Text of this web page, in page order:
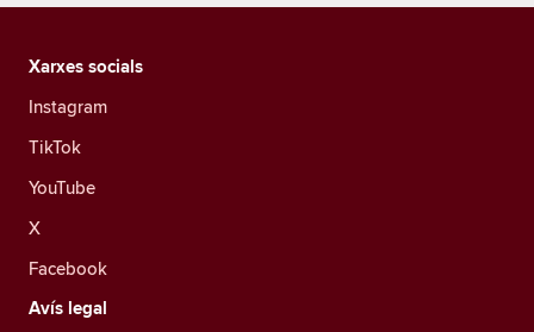
Xarxes socials
Instagram
TikTok
YouTube
X
Facebook
Avís legal